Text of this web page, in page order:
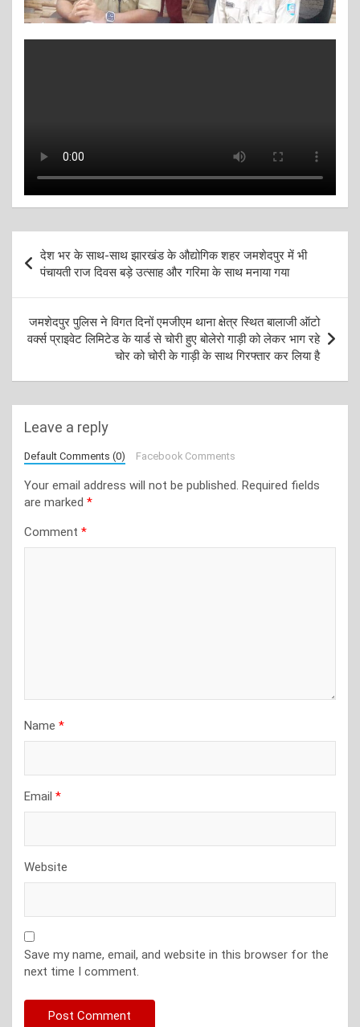
Post
navigation
देश भर के साथ-साथ झारखंड के औद्योगिक शहर जमशेदपुर में भी
पंचायती राज दिवस बड़े उत्साह और गरिमा के साथ मनाया गया
जमशेदपुर पुलिस ने विगत दिनों एमजीएम थाना क्षेत्र स्थित बालाजी ऑटो
वर्क्स प्राइवेट लिमिटेड के यार्ड से चोरी हुए बोलेरो गाड़ी को लेकर भाग रहे
चोर को चोरी के गाड़ी के साथ गिरफ्तार कर लिया है
Leave a reply
Default Comments (0) Facebook Comments
Your email address will not be published. Required fields
are marked *
Comment *
Name *
Email *
Website
Save my name, email, and website in this browser for the
next time I comment.